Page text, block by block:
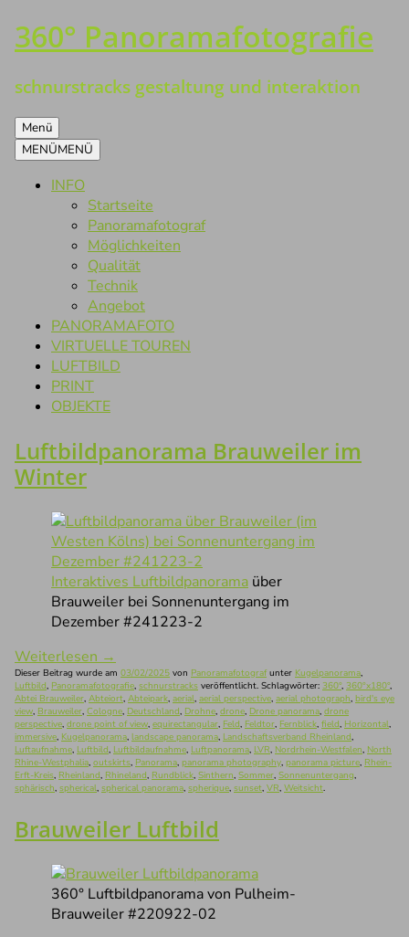
Zum
Inhalt
360° Panoramafotografie
schnurstracks gestaltung und interaktion
Menü
MENÜMENÜ
INFO
Startseite
Panoramafotograf
Möglichkeiten
Qualität
Technik
Angebot
PANORAMAFOTO
VIRTUELLE TOUREN
LUFTBILD
PRINT
OBJEKTE
Luftbildpanorama Brauweiler im
Winter
Interaktives Luftbildpanorama über
Brauweiler bei Sonnenuntergang im
Dezember #241223-2
Weiterlesen →
Dieser Beitrag wurde am 03/02/2025 von Panoramafotografunter Kugelpanorama,
Luftbild, Panoramafotografie, schnurstracks veröffentlicht. Schlagwörter: 360°, 360°x180°,
Abtei Brauweiler, Abteiort, Abteipark, aerial, aerial perspective, aerial photograph, bird's eye
view, Brauweiler, Cologne, Deutschland, Drohne, drone, Drone panorama, drone
perspective, drone point of view, equirectangular, Feld, Feldtor, Fernblick, field, Horizontal,
immersive, Kugelpanorama, landscape panorama, Landschaftsverband Rheinland,
Luftaufnahme, Luftbild, Luftbildaufnahme, Luftpanorama, LVR, Nordrhein-Westfalen, North
Rhine-Westphalia, outskirts, Panorama, panorama photography, panorama picture, Rhein-
Erft-Kreis, Rheinland, Rhineland, Rundblick, Sinthern, Sommer, Sonnenuntergang,
sphärisch, spherical, spherical panorama, spherique, sunset, VR, Weitsicht.
Brauweiler Luftbild
360° Luftbildpanorama von Pulheim-
Brauweiler #220922-02